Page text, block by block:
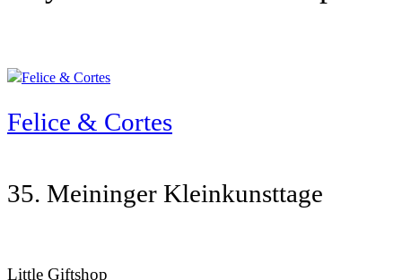
Felice & Cortes
35. Meininger Kleinkunsttage
Little Giftshop